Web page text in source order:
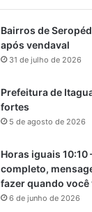
Bairros de
após vendaval
31 de julho de 2026
Prefeitura de
fortes
5 de agosto de 2026
Horas iguais
completo,
fazer quando você
6 de junho de 2026